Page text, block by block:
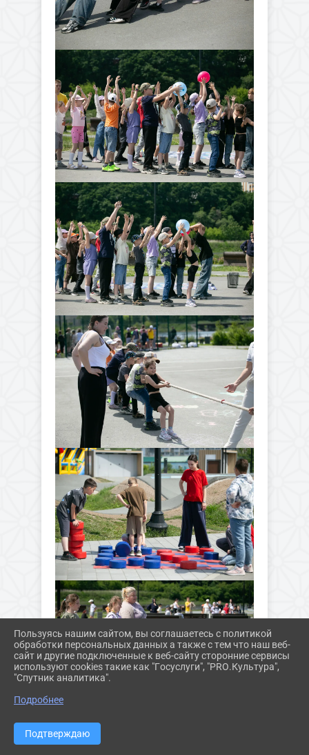
Пользуясь нашим сайтом, вы соглашаетесь с политикой
обработки персональных данных а также с тем что наш веб-
сайт и другие подключенные к веб-сайту сторонние сервисы
используют cookies такие как "Госуслуги", "PRO.Культура",
"Спутник аналитика".
Подробнее
Подтверждаю